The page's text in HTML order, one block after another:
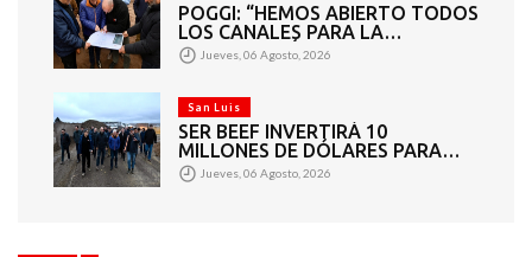
POGGI: “HEMOS ABIERTO TODOS
LOS CANALES PARA LA
ARTICULACIÓN DE LOS
SECTORES PÚBLICO Y PRIVADO”
Jueves, 06 Agosto, 2026
San Luis
SER BEEF INVERTIRÁ 10
MILLONES DE DÓLARES PARA
CONVERTIR RESIDUOS
GANADEROS EN ENERGÍA
Jueves, 06 Agosto, 2026